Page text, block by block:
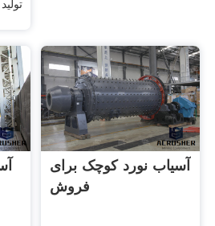
آسیاب نورد کوچک برای
فروش